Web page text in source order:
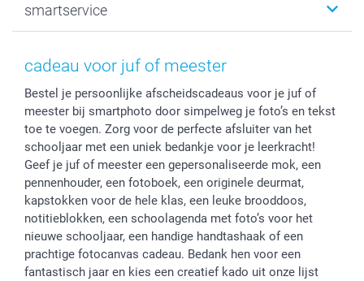
MyNameBook
Stickers en Etiketten
Fotokaders, Decoratie en Snoepjes
Fotokalenders & Fotoagenda's
Communie- en Lentefeest
Geschenken voor hem
Moederdag
Vaderdag
Verjaardag
Geboorte
Duurzaamheid
Voorwaarden
Klachtenregeling
Wettelijke garantie
Privacybeleid
Cookiebeleid
Prijslijst
Jobs & Stages
Investor Relations
smartservice
smartgarantie
Betalingsmogelijkheden
Grote bestellingen
Levering
Mijn orderstatus
smartfriends
cadeau voor juf of meester
Bestel je persoonlijke afscheidscadeaus voor je juf of
meester bij smartphoto door simpelweg je foto’s en tekst
toe te voegen. Zorg voor de perfecte afsluiter van het
schooljaar met een uniek bedankje voor je leerkracht!
Geef je juf of meester een gepersonaliseerde mok, een
pennenhouder, een fotoboek, een originele deurmat,
kapstokken voor de hele klas, een leuke brooddoos,
notitieblokken, een schoolagenda met foto’s voor het
nieuwe schooljaar, een handige handtashaak of een
prachtige fotocanvas cadeau. Bedank hen voor een
fantastisch jaar en kies een creatief kado uit onze lijst